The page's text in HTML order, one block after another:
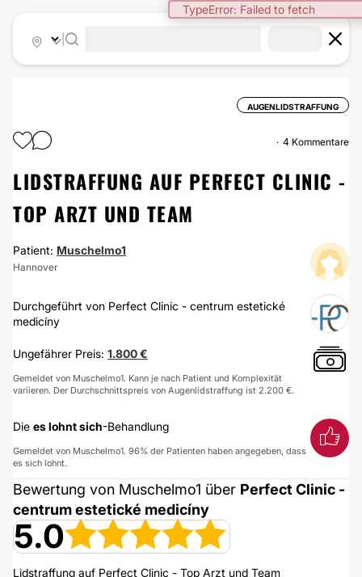
TypeError: Failed to fetch
AUGENLIDSTRAFFUNG
4 Kommentare
LIDSTRAFFUNG AUF PERFECT CLINIC -
TOP ARZT UND TEAM
Patient: Muschelmo1
Hannover
Durchgeführt von Perfect Clinic - centrum estetické
medicíny
Ungefährer Preis: 1.800 €
Gemeldet von Muschelmo1. Kann je nach Patient und Komplexität
variieren. Der Durchschnittspreis von Augenlidstraffung ist 2.200 €.
Die es lohnt sich-Behandlung
Gemeldet von Muschelmo1. 96% der Patienten haben angegeben, dass
es sich lohnt.
Bewertung von Muschelmo1 über Perfect Clinic -
centrum estetické medicíny
5.0
Lidstraffung auf Perfect Clinic - Top Arzt und Team